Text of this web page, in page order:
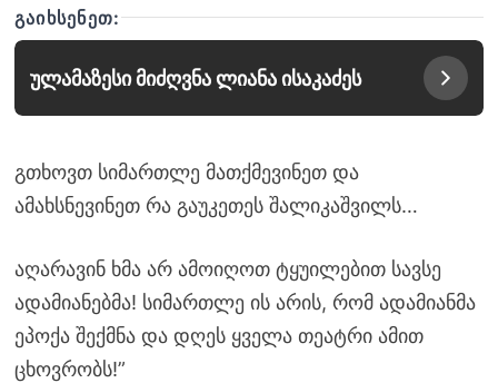
ᲒᲐᲘᲮᲡᲔᲜᲔᲗ:
ულამაზესი მიძღვნა ლიანა ისაკაძეს
გთხოვთ სიმართლე მათქმევინეთ და
ამახსნევინეთ რა გაუკეთეს შალიკაშვილს…
აღარავინ ხმა არ ამოიღოთ ტყუილებით სავსე
ადამიანებმა! სიმართლე ის არის, რომ ადამიანმა
ეპოქა შექმნა და დღეს ყველა თეატრი ამით
ცხოვრობს!”